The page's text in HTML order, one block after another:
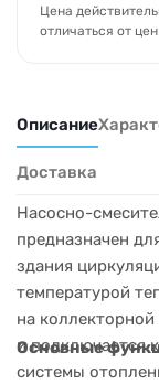
Цена
отличаться от
Описание
Доставка
Насосно-
предназначен
здания
температурой
на
и подключается
системы
Основные